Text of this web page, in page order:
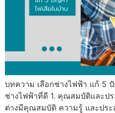
บทความ เลือกช่างไฟฟ้า แก้ 5
ช่างไฟฟ้าที่ดี 1. คุณสมบัติและป
ต่างมีคุณสมบัติ ความรู้ และปร